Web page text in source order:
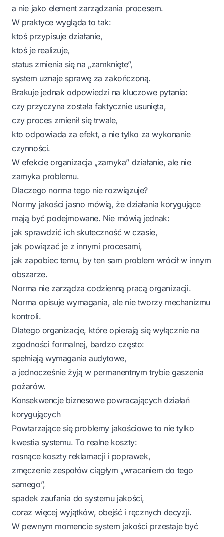
a nie jako element zarządzania procesem.
W praktyce wygląda to tak:
ktoś przypisuje działanie,
ktoś je realizuje,
status zmienia się na „zamknięte”,
system uznaje sprawę za zakończoną.
Brakuje jednak odpowiedzi na kluczowe pytania:
czy przyczyna została faktycznie usunięta,
czy proces zmienił się trwale,
kto odpowiada za efekt, a nie tylko za wykonanie
czynności.
W efekcie organizacja „zamyka” działanie, ale nie
zamyka problemu.
Dlaczego norma tego nie rozwiązuje?
Normy jakości jasno mówią, że działania korygujące
mają być podejmowane. Nie mówią jednak:
jak sprawdzić ich skuteczność w czasie,
jak powiązać je z innymi procesami,
jak zapobiec temu, by ten sam problem wrócił w innym
obszarze.
Norma nie zarządza codzienną pracą organizacji.
Norma opisuje wymagania, ale nie tworzy mechanizmu
kontroli.
Dlatego organizacje, które opierają się wyłącznie na
zgodności formalnej, bardzo często:
spełniają wymagania audytowe,
a jednocześnie żyją w permanentnym trybie gaszenia
pożarów.
Konsekwencje biznesowe powracających działań
korygujących
Powtarzające się problemy jakościowe to nie tylko
kwestia systemu. To realne koszty:
rosnące koszty reklamacji i poprawek,
zmęczenie zespołów ciągłym „wracaniem do tego
samego”,
spadek zaufania do systemu jakości,
coraz więcej wyjątków, obejść i ręcznych decyzji.
W pewnym momencie system jakości przestaje być